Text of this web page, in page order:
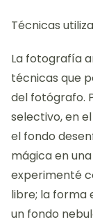
Técnicas
La fotografía
técnicas que
del fotógrafo.
selectivo, en
el fondo
mágica en
experimenté
libre; la forma
un fondo